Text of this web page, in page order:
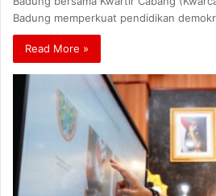
Badung memperkuat pendidikan
Read More »